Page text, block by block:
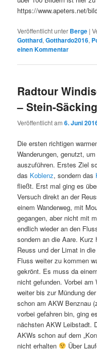
https://www.apeters.net/
Veröffentlicht unter Berge |
Gotthard,Gotthardo2016,
einen Kommentar
Radtour
– Stein-
Veröffentlicht am6. Juni
Die ersten richtigen
Wanderungen, genutzt,
auszuführen. Erstes Ziel
das Koblenz, sondern das
fließt. Erst mal ging es
Versuch direkt an der
einem Wanderweg, mit
gegangen, aber nicht mit
endlich wieder an den
sondern an die Aare.
Reuss und der Limat in
Fluss weiter zu kommen
gekrönt. Es muss da
nicht gefunden. Vorbei
weiter bis zur Mündung
schon am AKW Benznau
vorbei gefahren bin, ging
nächsten AKW Leibstadt.
AKWs schon auf dem
nicht erhalten
Über